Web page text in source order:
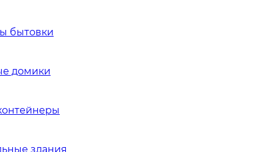
бытовки
домики
здания